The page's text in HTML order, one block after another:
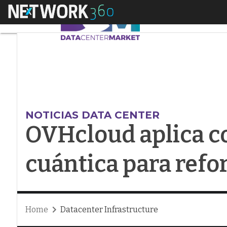
Menú
NOTICIAS DATA CENTER
OVHcloud aplica
cuántica para
Home Datacenter Infrastructure